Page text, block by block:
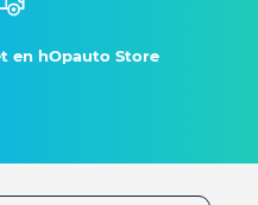
en hOpauto Store